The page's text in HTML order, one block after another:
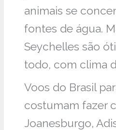
animais se
fontes de água.
Seychelles são
todo, com clima
Voos do Brasil
costumam fazer
Joanesburgo,